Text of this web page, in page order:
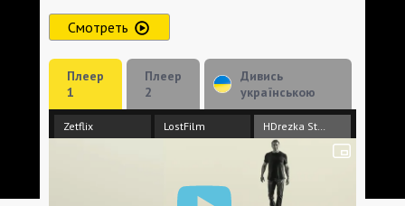
Смотреть
Плеер
1
Плеер
2
Дивись
українською
Zetflix LostFilm